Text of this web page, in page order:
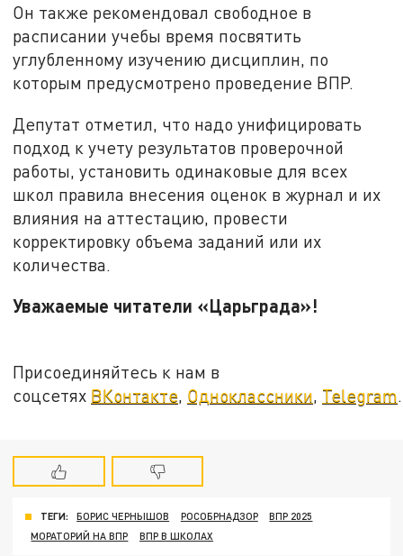
Он также рекомендовал свободное в
расписании учебы время посвятить
углубленному изучению дисциплин, по
которым предусмотрено проведение ВПР.
Депутат отметил, что надо унифицировать
подход к учету результатов проверочной
работы, установить одинаковые для всех
школ правила внесения оценок в журнал и их
влияния на аттестацию, провести
корректировку объема заданий или их
количества.
Уважаемые читатели «Царьграда»!
Присоединяйтесь к нам в
соцсетях ВКонтакте, Одноклассники, Telegram.
ТЕГИ: БОРИС ЧЕРНЫШОВ РОСОБРНАДЗОР
ВПР 2025
МОРАТОРИЙ НА ВПР
ВПР В ШКОЛАХ